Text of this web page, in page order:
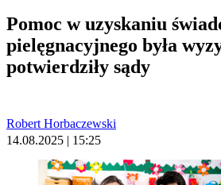
Pomoc w uzyskaniu
pielęgnacyjnego była
potwierdziły sądy
Robert Horbaczewski
14.08.2025 | 15:25